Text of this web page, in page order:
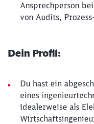
Ansprechperson
von Audits,
Dein Profil:
Du hast ein
eines
idealerweise als